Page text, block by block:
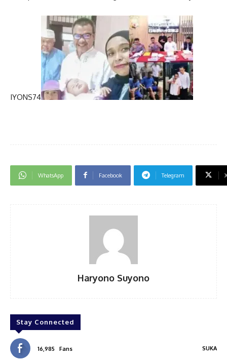
IYONS74
WhatsApp Facebook Telegram
Haryono Suyono
Stay Connected
16,985 Fans SUKA